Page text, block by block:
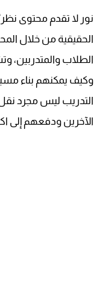
نور لا تقدم محتوى
الحقيقية من خلال
الطلاب والمتدربين،
وكيف يمكنهم بناء
التدريب ليس مجرد
الآخرين ودفعهم إلى